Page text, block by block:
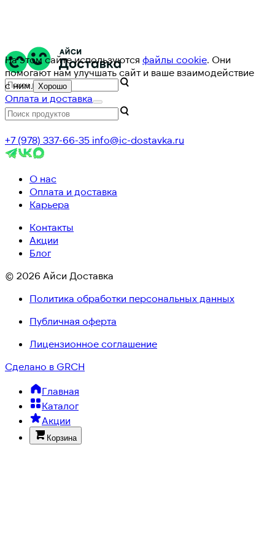
На этом сайте используются файлы cookie. Они
помогают нам улучшать сайт и ваше взаимодействие
с ним. Хорошо
Оплата и доставка
+7 (978) 337-66-35 info@ic-dostavka.ru
О нас
Оплата и доставка
Карьера
Контакты
Акции
Блог
© 2026 Айси Доставка
Политика обработки персональных данных
Публичная оферта
Лицензионное соглашение
Сделано в GRCH
Главная
Каталог
Акции
Корзина